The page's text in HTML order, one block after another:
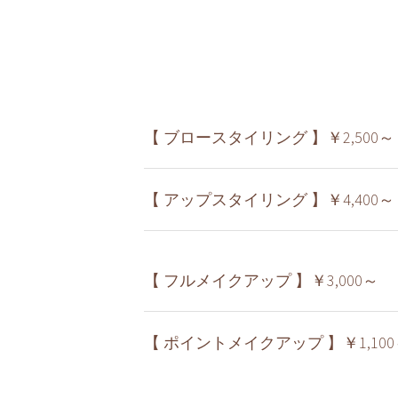
【 ブロースタイリング 】￥2,500～
【 アップスタイリング 】￥4,400～
【 フルメイクアップ 】￥3,000～
【 ポイントメイクアップ 】￥